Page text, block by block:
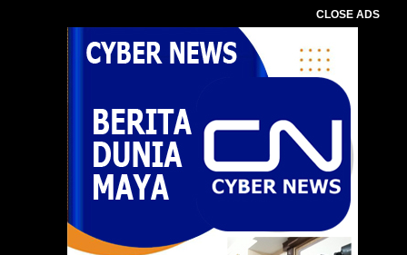
CLOSE ADS